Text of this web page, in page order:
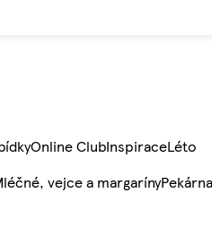
Online ClubInspiraceLéto
vejce a margarínyPekárna